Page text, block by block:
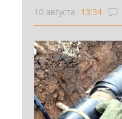
10 августа 13:34